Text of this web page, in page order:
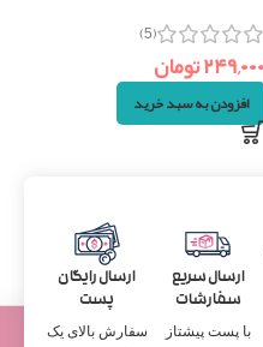
(5)
۲۴۹,۰۰۰تومان
افزودن به سبد خرید
ارسال سریع
سفارشات
با پست پیشتاز
ارسال رایگان
پست
سفارش بالای یک